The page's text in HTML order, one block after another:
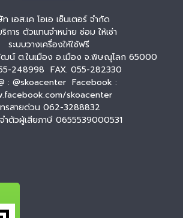
เอส.เค โอเอ เซ็นเตอร์ จำกัด
การ ตัวแทนจำหน่าย ซ่อม ให้เช่า
ระบบวางเครื่องให้ใช้ฟรี
น์ ต.ในเมือง อ.เมือง จ.พิษณุโลก 65000
248998 FAX. 055-282330
: @skoacenter Facebook :
skoacenter
ทรสายด่วน 062-3288832
จำตัวผู้เสียภาษี 0655539000531